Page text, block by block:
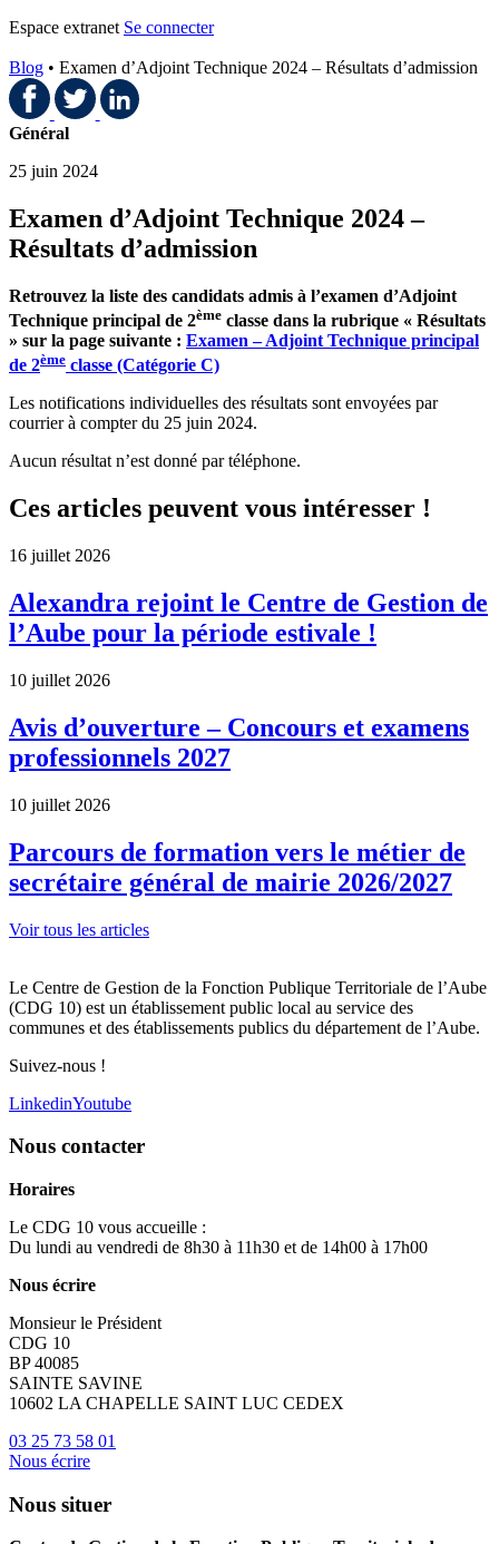
Espace extranet Se connecter
Blog • Examen d’Adjoint Technique 2024 – Résultats d’admission
Général
25 juin 2024
Examen d’Adjoint Technique 2024 –
Résultats d’admission
Retrouvez la liste des candidats admis à l’examen d’Adjoint
Technique principal de 2ème classe dans la rubrique « Résultats
» sur la page suivante : Examen – Adjoint Technique principal
de 2ème classe (Catégorie C)
Les notifications individuelles des résultats sont envoyées par
courrier à compter du 25 juin 2024.
Aucun résultat n’est donné par téléphone.
Ces articles peuvent vous intéresser !
16 juillet 2026
Alexandra rejoint le Centre de Gestion de
l’Aube pour la période estivale !
10 juillet 2026
Avis d’ouverture – Concours et examens
professionnels 2027
10 juillet 2026
Parcours de formation vers le métier de
secrétaire général de mairie 2026/2027
Voir tous les articles
Le Centre de Gestion de la Fonction Publique Territoriale de l’Aube
(CDG 10) est un établissement public local au service des
communes et des établissements publics du département de l’Aube.
Suivez-nous !
LinkedinYoutube
Nous contacter
Horaires
Le CDG 10 vous accueille :
Du lundi au vendredi de 8h30 à 11h30 et de 14h00 à 17h00
Nous écrire
Monsieur le Président
CDG 10
BP 40085
SAINTE SAVINE
10602 LA CHAPELLE SAINT LUC CEDEX
03 25 73 58 01
Nous écrire
Nous situer